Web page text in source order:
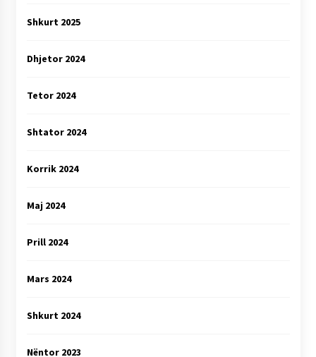
Shkurt 2025
Dhjetor 2024
Tetor 2024
Shtator 2024
Korrik 2024
Maj 2024
Prill 2024
Mars 2024
Shkurt 2024
Nëntor 2023